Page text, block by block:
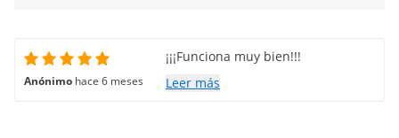
Anónimo hace 6 meses
¡¡¡Funciona muy bien!!!
Leer más